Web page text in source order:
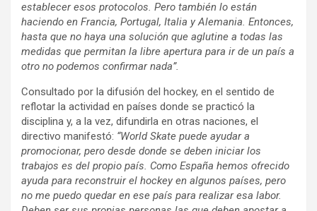
establecer esos protocolos. Pero también lo están
haciendo en Francia, Portugal, Italia y Alemania. Entonces,
hasta que no haya una solución que aglutine a todas las
medidas que permitan la libre apertura para ir de un país a
otro no podemos confirmar nada”.
Consultado por la difusión del hockey, en el sentido de
reflotar la actividad en países donde se practicó la
disciplina y, a la vez, difundirla en otras naciones, el
directivo manifestó: “World Skate puede ayudar a
promocionar, pero desde donde se deben iniciar los
trabajos es del propio país. Como España hemos ofrecido
ayuda para reconstruir el hockey en algunos países, pero
no me puedo quedar en ese país para realizar esa labor.